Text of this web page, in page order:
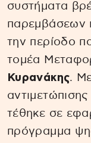
συστήματα
παρεμβάσεων
την περίοδο
τομέα
Κυρανάκης.
τέθηκε σε
πρόγραμμα